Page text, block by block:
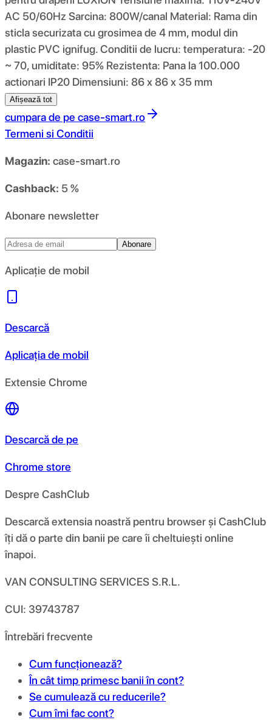
AC 50/60Hz Sarcina: 800W/canal Material: Rama din
sticla securizata cu grosimea de 4 mm, modul din
plastic PVC ignifug. Conditii de lucru: temperatura: -20
~ 70, umiditate: 95% Rezistenta: Pana la 100.000
actionari IP20 Dimensiuni: 86 x 86 x 35 mm
Afișează tot
cumpara de pe case-smart.ro
Termeni si Conditii
Magazin: case-smart.ro
Cashback: 5 %
Abonare newsletter
Abonare
Aplicație de mobil
Descarcă
Aplicația de mobil
Extensie Chrome
Descarcă de pe
Chrome store
Despre CashClub
Descarcă extensia noastră pentru browser și CashClub
îți dă o parte din banii pe care îi cheltuiești online
înapoi.
VAN CONSULTING SERVICES S.R.L.
CUI: 39743787
Întrebări frecvente
Cum funcționează?
În cât timp primesc banii în cont?
Se cumulează cu reducerile?
Cum îmi fac cont?